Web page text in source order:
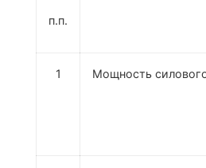
п.п.
1 Мощность